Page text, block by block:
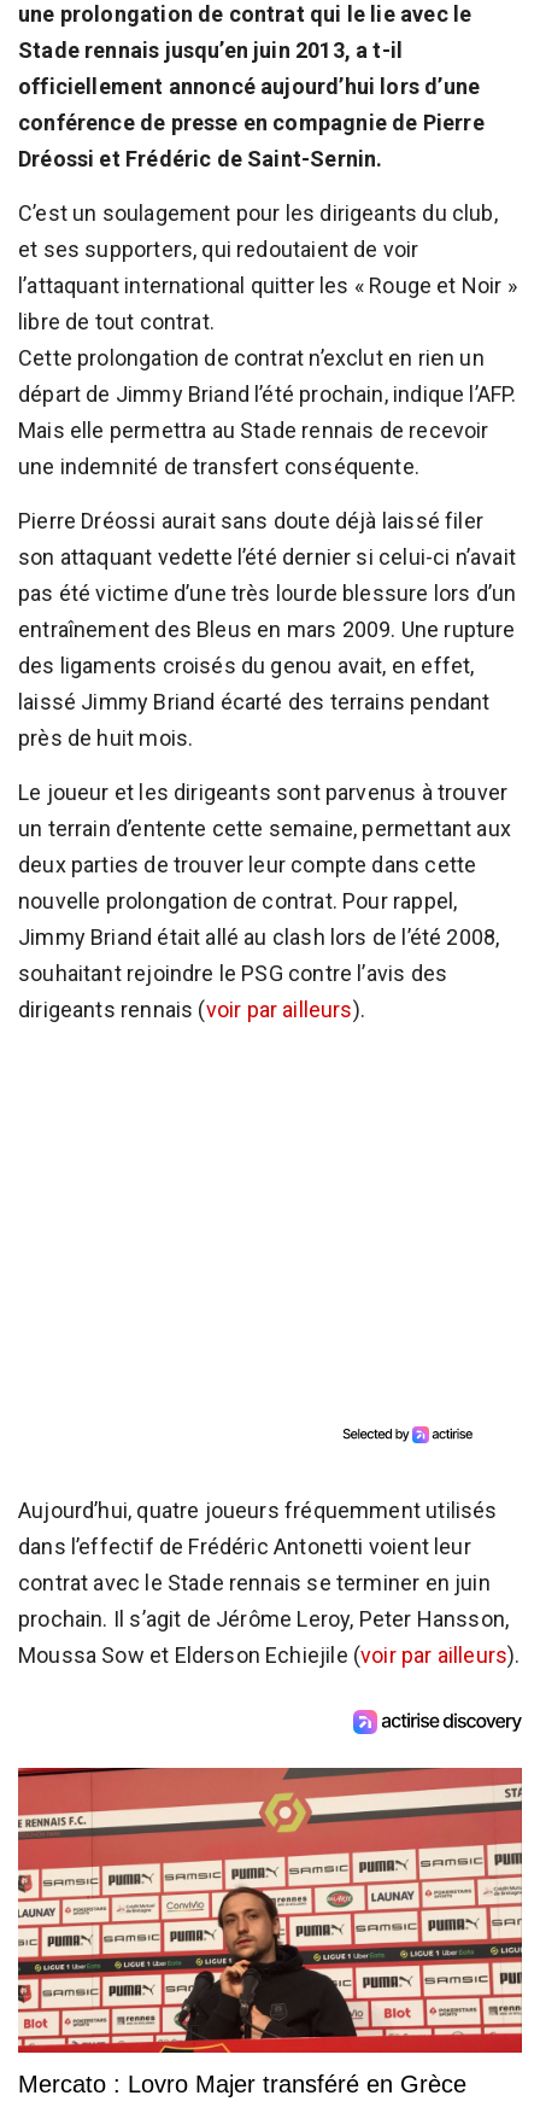
une prolongation de contrat qui le lie avec le
Stade rennais jusqu’en juin 2013, a t-il
officiellement annoncé aujourd’hui lors d’une
conférence de presse en compagnie de Pierre
Dréossi et Frédéric de Saint-Sernin.
C’est un soulagement pour les dirigeants du club,
et ses supporters, qui redoutaient de voir
l’attaquant international quitter les « Rouge et Noir »
libre de tout contrat.
Cette prolongation de contrat n’exclut en rien un
départ de Jimmy Briand l’été prochain, indique l’AFP.
Mais elle permettra au Stade rennais de recevoir
une indemnité de transfert conséquente.
Pierre Dréossi aurait sans doute déjà laissé filer
son attaquant vedette l’été dernier si celui-ci n’avait
pas été victime d’une très lourde blessure lors d’un
entraînement des Bleus en mars 2009. Une rupture
des ligaments croisés du genou avait, en effet,
laissé Jimmy Briand écarté des terrains pendant
près de huit mois.
Le joueur et les dirigeants sont parvenus à trouver
un terrain d’entente cette semaine, permettant aux
deux parties de trouver leur compte dans cette
nouvelle prolongation de contrat. Pour rappel,
Jimmy Briand était allé au clash lors de l’été 2008,
souhaitant rejoindre le PSG contre l’avis des
dirigeants rennais (voir par ailleurs).
Aujourd’hui, quatre joueurs fréquemment utilisés
dans l’effectif de Frédéric Antonetti voient leur
contrat avec le Stade rennais se terminer en juin
prochain. Il s’agit de Jérôme Leroy, Peter Hansson,
Moussa Sow et Elderson Echiejile (voir par ailleurs).
Mercato : Lovro Majer transféré en Grèce